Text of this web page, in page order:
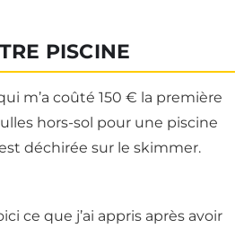
PISCINE
m’a coûté 150 € la première
hors-sol pour une piscine
déchirée sur le skimmer.
ce que j’ai appris après avoir